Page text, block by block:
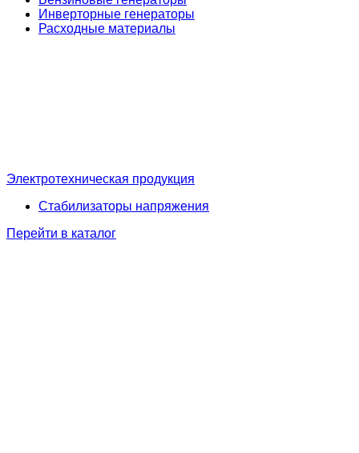
Инверторные генераторы
Расходные материалы
Электротехническая продукция
Стабилизаторы напряжения
Перейти в каталог